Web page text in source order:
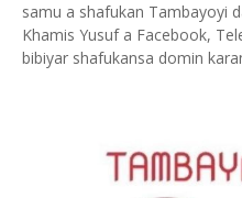
samu a shafukan Tambayoyi
Khamis Yusuf a Facebook,
bibiyar shafukansa domin